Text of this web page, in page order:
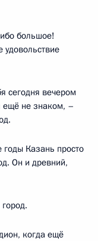
большое!
удовольствие
сегодня вечером
ещё не знаком, –
Казань просто
Он и древний,
когда ещё